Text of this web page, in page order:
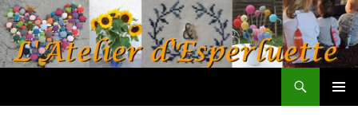
Aller
au
contenu